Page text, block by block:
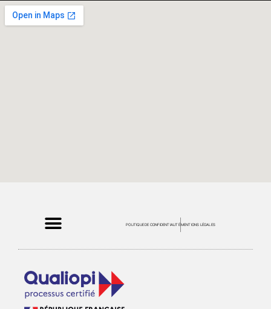
POLITIQUE DE CONFIDENTIALITÉMENTIONS LÉGALES